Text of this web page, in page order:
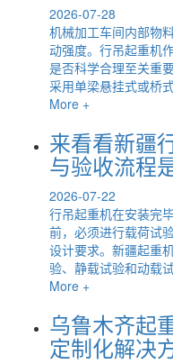
2026-07-28
机械加工车间内部物
动强度。行吊起重机
是否科学合理至关重
采用单梁悬挂式或桥
More +
来看看新疆
与验收流程
2026-07-22
行吊起重机在安装完
前，必须进行载荷试
设计要求。新疆起重
验、静载试验和动载
More +
乌鲁木齐起
定制化解决